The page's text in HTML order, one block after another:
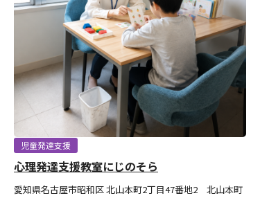
児童発達支援
心理発達支援教室にじのそら
愛知県名古屋市昭和区 北山本町2丁目47番地2 北山本町